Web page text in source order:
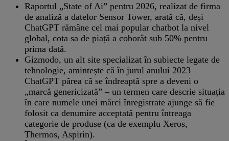
Raportul „State of Ai” pentru 2026, realizat de firma
de analiză a datelor Sensor Tower, arată că, deși
ChatGPT rămâne cel mai popular chatbot la nivel
global, cota sa de piață a coborât sub 50% pentru
prima dată.
Gizmodo, un alt site specializat în subiecte legate de
tehnologie, amintește că în jurul anului 2023
ChatGPT părea că se îndreaptă spre a deveni o
„marcă genericizată” – un termen care descrie situația
în care numele unei mărci înregistrate ajunge să fie
folosit ca denumire acceptată pentru întreaga
categorie de produse (ca de exemplu Xeros,
Thermos, Aspirin).